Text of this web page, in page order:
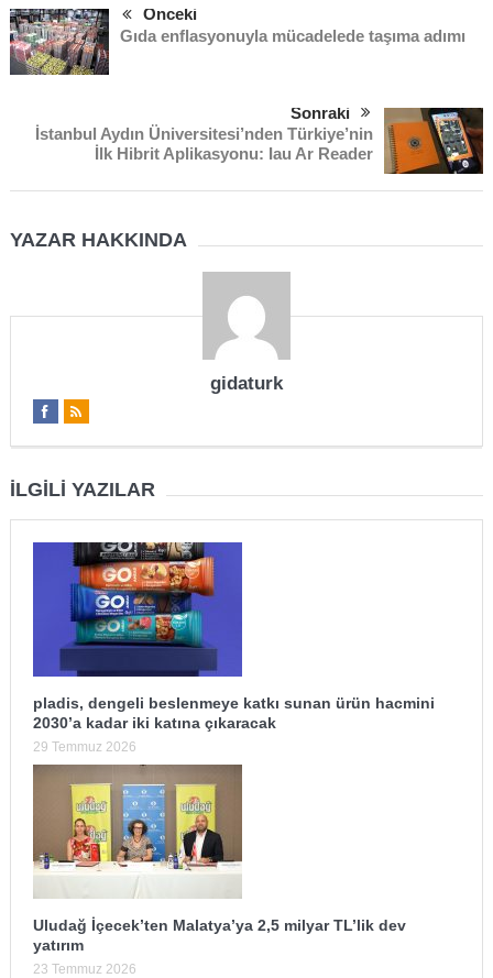
Önceki
Gıda enflasyonuyla mücadelede taşıma adımı
Sonraki
İstanbul Aydın Üniversitesi’nden Türkiye’nin
İlk Hibrit Aplikasyonu: Iau Ar Reader
YAZAR HAKKINDA
gidaturk
İLGILI YAZILAR
pladis, dengeli beslenmeye katkı sunan ürün hacmini
2030’a kadar iki katına çıkaracak
29 Temmuz 2026
Uludağ İçecek’ten Malatya’ya 2,5 milyar TL’lik dev
yatırım
23 Temmuz 2026